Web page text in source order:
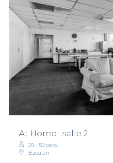
At Home : salle 2
20 - 50 pers.
Bacalan